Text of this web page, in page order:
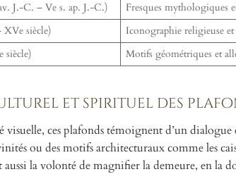
J.-C. – Ve s. ap. J.-C.)
Fresques mythologiques
siècle)
Iconographie religieuse
siècle)
Motifs géométriques et
et spirituel des
visuelle, ces plafonds témoignent d’un
ou des motifs architecturaux comme les
la volonté de magnifier la demeure, en la